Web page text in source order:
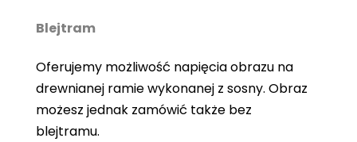
Blejtram
Oferujemy możliwość napięcia obrazu na
drewnianej ramie wykonanej z sosny. Obraz
możesz jednak zamówić także bez
blejtramu.